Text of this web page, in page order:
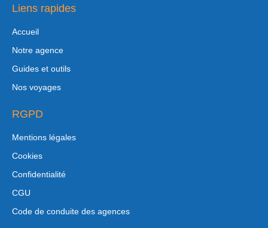
Liens rapides
Accueil
Notre agence
Guides et outils
Nos voyages
RGPD
Mentions légales
Cookies
Confidentialité
CGU
Code de conduite des agences